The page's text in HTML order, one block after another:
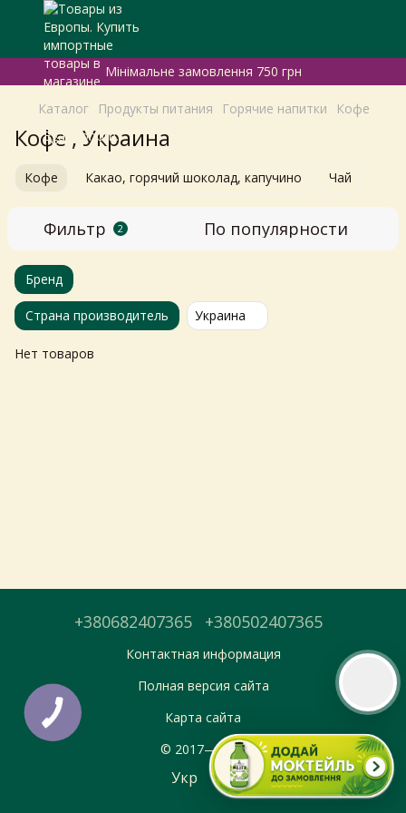
Мінімальне замовлення 750 грн
Каталог Продукты питания Горячие напитки Кофе
Кофе , Украина
Кофе Какао, горячий шоколад, капучино Чай
Фильтр 2 По популярности
Бренд
Страна производитель Украина
Нет товаров
+380682407365 +380502407365
Контактная информация
Полная версия сайта
Карта сайта
© 2017—2026
Укр Рус
Перейти до оформлення
День доставки обираєте під час оформлення.